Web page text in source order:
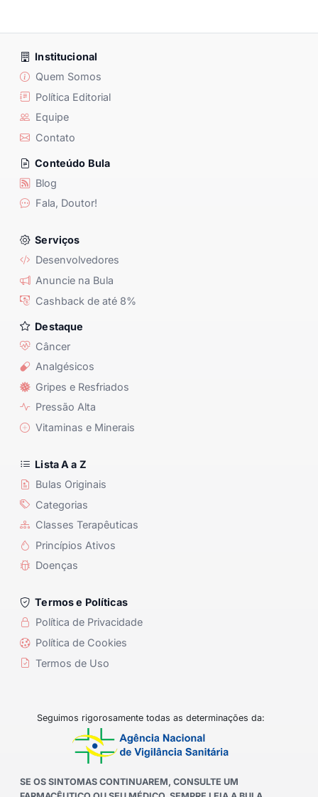
Institucional
Quem Somos
Política Editorial
Equipe
Contato
Conteúdo Bula
Blog
Fala, Doutor!
Serviços
Desenvolvedores
Anuncie na Bula
Cashback de até 8%
Destaque
Câncer
Analgésicos
Gripes e Resfriados
Pressão Alta
Vitaminas e Minerais
Lista A a Z
Bulas Originais
Categorias
Classes Terapêuticas
Princípios Ativos
Doenças
Termos e Políticas
Política de Privacidade
Política de Cookies
Termos de Uso
Seguimos rigorosamente todas as determinações da:
SE OS SINTOMAS CONTINUAREM, CONSULTE UM